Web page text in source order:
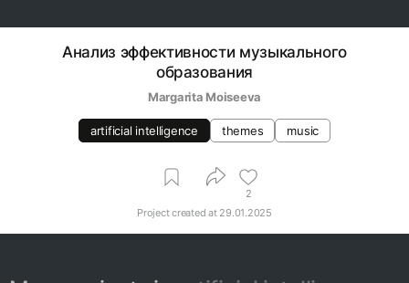
Анализ эффективности музыкального
образования
Margarita Moiseeva
artificial intelligence themes music
2
Project created at 29.01.2025